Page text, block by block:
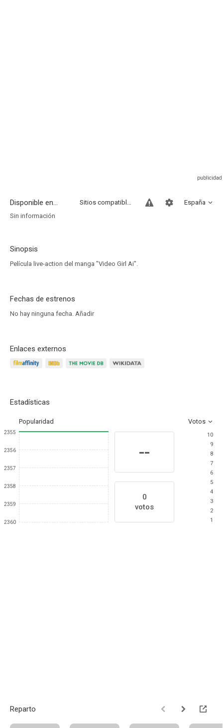
Disponible en... España
Sitios compatibles
Sin información
Sinopsis
Película live-action del manga "Video Girl Ai".
Fechas de estrenos
No hay ninguna fecha. Añadir
Enlaces externos
Estadísticas
Popularidad Votos
2355
2356
2357
2358
2359
2360
--
0
votos
10
9
8
7
6
5
4
3
2
1
Reparto